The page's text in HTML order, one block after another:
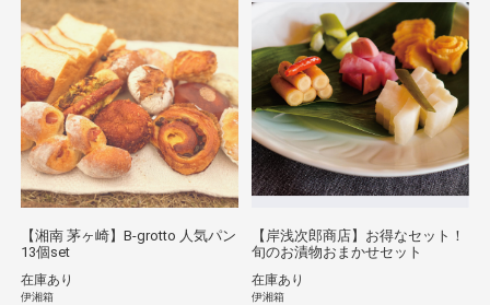
【湘南 茅ヶ崎】B-grotto 人気パン
13個set
在庫あり
伊湘箱
【岸浅次郎商店】お得なセット！
旬のお漬物おまかせセット
在庫あり
伊湘箱